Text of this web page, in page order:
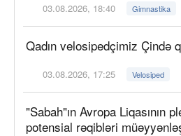
03.08.2026, 18:40 Gimnastika
Qadın velosipedçimiz Çində
03.08.2026, 17:25 Velosiped
"Sabah"ın Avropa Liqasının
potensial rəqibləri